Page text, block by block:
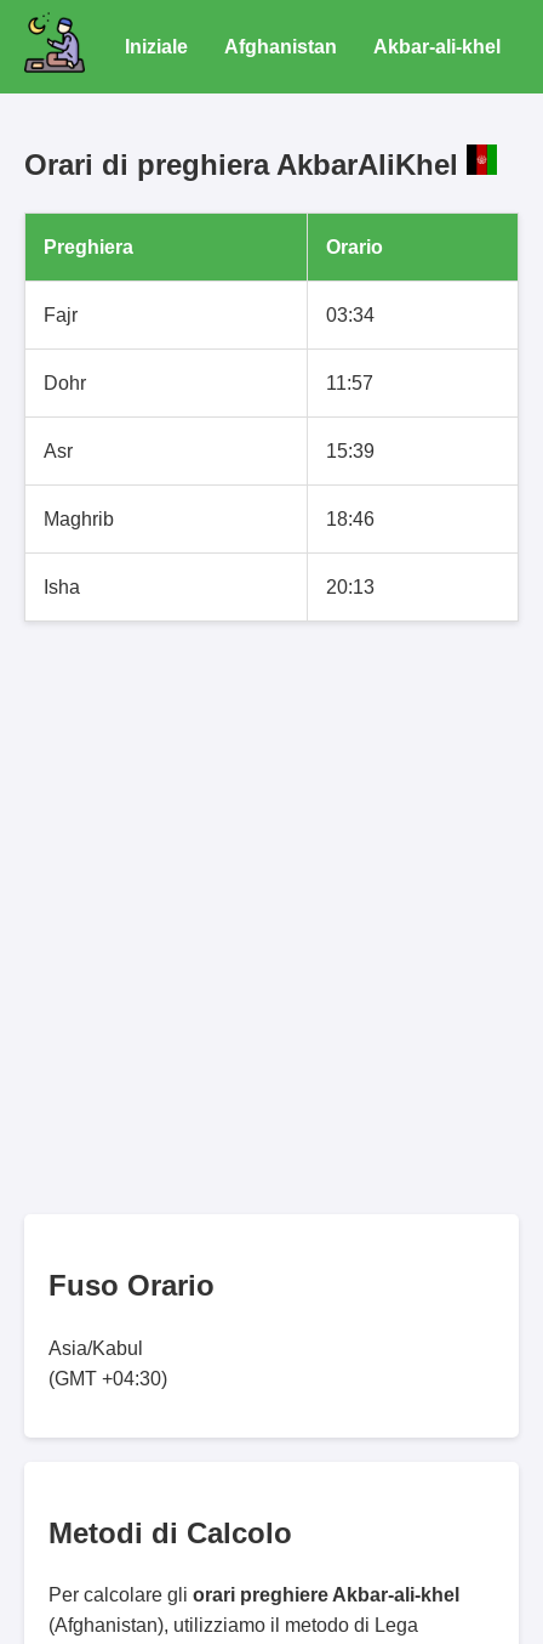
Iniziale Afghanistan Akbar-ali-khel
Orari di preghiera AkbarAliKhel
Preghiera Orario
Fajr 03:34
Dohr 11:57
Asr 15:39
Maghrib 18:46
Isha 20:13
Fuso Orario
Asia/Kabul
(GMT +04:30)
Metodi di Calcolo
Per calcolare gli orari preghiere Akbar-ali-khel
(Afghanistan), utilizziamo il metodo di Lega